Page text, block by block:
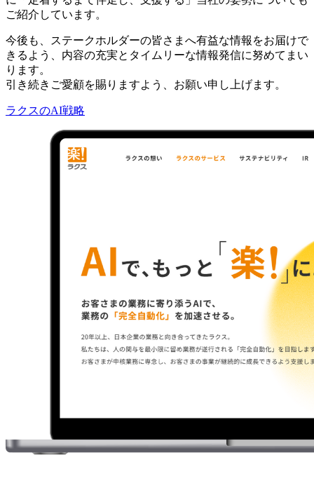
ご紹介しています。
今後も、ステークホルダーの皆さまへ有益な情報をお届けで
きるよう、内容の充実とタイムリーな情報発信に努めてまい
ります。
引き続きご愛顧を賜りますよう、お願い申し上げます。
ラクスのAI戦略